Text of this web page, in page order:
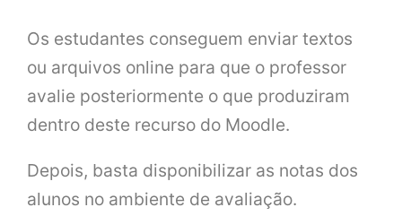
Os estudantes conseguem enviar textos
ou arquivos online para que o professor
avalie posteriormente o que produziram
dentro deste recurso do Moodle.
Depois, basta disponibilizar as notas dos
alunos no ambiente de avaliação.